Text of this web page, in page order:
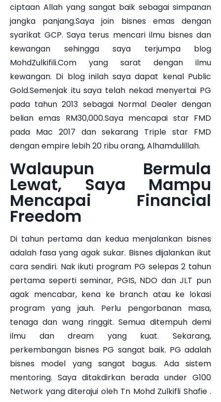
ciptaan Allah yang sangat baik sebagai simpanan
jangka panjang.Saya join bisnes emas dengan
syarikat GCP. Saya terus mencari ilmu bisnes dan
kewangan sehingga saya terjumpa blog
MohdZulkifili.Com yang sarat dengan ilmu
kewangan. Di blog inilah saya dapat kenal Public
Gold.Semenjak itu saya telah nekad menyertai PG
pada tahun 2013 sebagai Normal Dealer dengan
belian emas RM30,000.Saya mencapai star FMD
pada Mac 2017 dan sekarang Triple star FMD
dengan empire lebih 20 ribu orang, Alhamdulillah.
Walaupun Bermula
Lewat, Saya Mampu
Mencapai Financial
Freedom
Di tahun pertama dan kedua menjalankan bisnes
adalah fasa yang agak sukar. Bisnes dijalankan ikut
cara sendiri. Nak ikuti program PG selepas 2 tahun
pertama seperti seminar, PGIS, NDO dan JLT pun
agak mencabar, kena ke branch atau ke lokasi
program yang jauh. Perlu pengorbanan masa,
tenaga dan wang ringgit. Semua ditempuh demi
ilmu dan dream yang kuat. Sekarang,
perkembangan bisnes PG sangat baik. PG adalah
bisnes model yang sangat bagus. Ada sistem
mentoring. Saya ditakdirkan berada under G100
Network yang diterajui oleh Tn Mohd Zulkifli Shafie .